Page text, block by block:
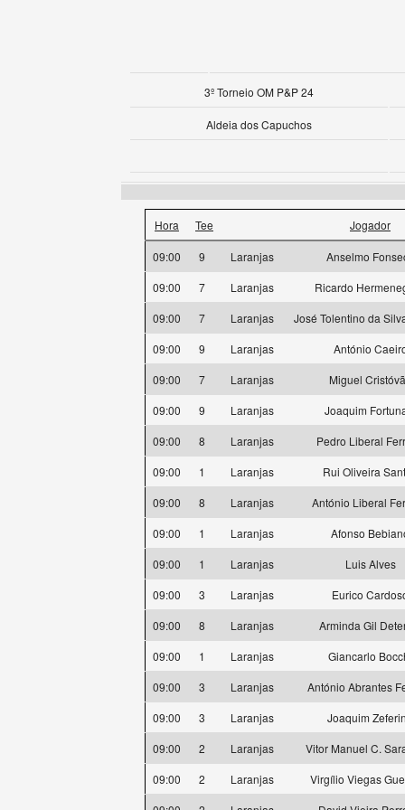
3º Torneio OM P&P 24
Aldeia dos Capuchos
Hora Tee Jogador
09:00 9 Laranjas
Anselmo
09:00
7 Laranjas
Ricardo
09:00
7 Laranjas
José Tolentino da
09:00
9 Laranjas
António
09:00
7 Laranjas
Miguel
09:00
9 Laranjas
Joaquim
09:00
8 Laranjas
Pedro Liberal
09:00
1 Laranjas
Rui Oliveira
09:00
8 Laranjas
António Liberal
09:00
1 Laranjas
Afonso
09:00
1 Laranjas
Luis Alves
09:00
3 Laranjas
Eurico
09:00
8 Laranjas
Arminda Gil
09:00
1 Laranjas
Giancarlo
09:00
3 Laranjas
António Abrantes
09:00
3 Laranjas
Joaquim
09:00
2 Laranjas
Vitor Manuel C.
09:00
2 Laranjas
Virgílio Viegas